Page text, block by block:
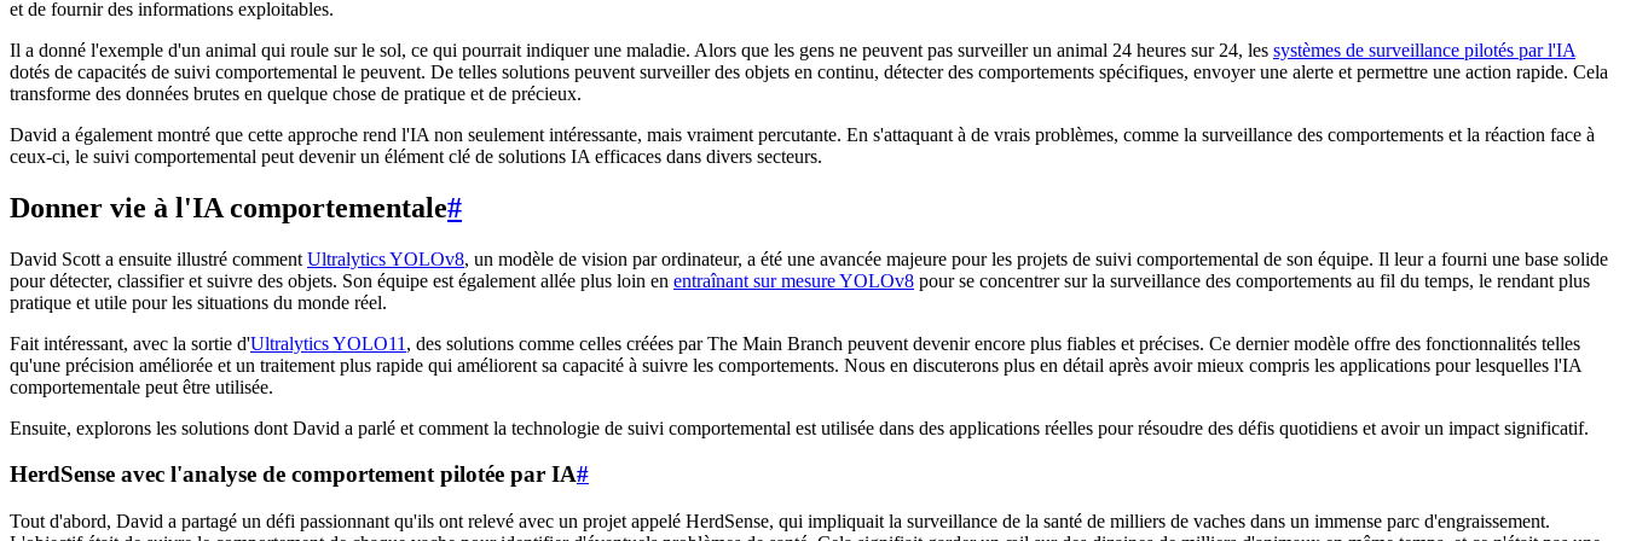
et de fournir des informations exploitables.
Il a donné l'exemple d'un animal qui roule sur le sol, ce qui pourrait indiquer une maladie. Alors que les gens ne peuvent pas surveiller un animal 24 heures sur 24, les systèmes de surveillance pilotés par l'IA
dotés de capacités de suivi comportemental le peuvent. De telles solutions peuvent surveiller des objets en continu, détecter des comportements spécifiques, envoyer une alerte et permettre une action rapide. Cela
transforme des données brutes en quelque chose de pratique et de précieux.
David a également montré que cette approche rend l'IA non seulement intéressante, mais vraiment percutante. En s'attaquant à de vrais problèmes, comme la surveillance des comportements et la réaction face à
ceux-ci, le suivi comportemental peut devenir un élément clé de solutions IA efficaces dans divers secteurs.
Donner vie à l'IA comportementale#
David Scott a ensuite illustré comment Ultralytics YOLOv8, un modèle de vision par ordinateur, a été une avancée majeure pour les projets de suivi comportemental de son équipe. Il leur a fourni une base solide
pour détecter, classifier et suivre des objets. Son équipe est également allée plus loin en entraînant sur mesure YOLOv8 pour se concentrer sur la surveillance des comportements au fil du temps, le rendant plus
pratique et utile pour les situations du monde réel.
Fait intéressant, avec la sortie d'Ultralytics YOLO11 , des solutions comme celles créées par The Main Branch peuvent devenir encore plus fiables et précises. Ce dernier modèle offre des fonctionnalités telles
qu'une précision améliorée et un traitement plus rapide qui améliorent sa capacité à suivre les comportements. Nous en discuterons plus en détail après avoir mieux compris les applications pour lesquelles l'IA
comportementale peut être utilisée.
Ensuite, explorons les solutions dont David a parlé et comment la technologie de suivi comportemental est utilisée dans des applications réelles pour résoudre des défis quotidiens et avoir un impact significatif.
HerdSense avec l'analyse de comportement pilotée par IA#
Tout d'abord, David a partagé un défi passionnant qu'ils ont relevé avec un projet appelé HerdSense, qui impliquait la surveillance de la santé de milliers de vaches dans un immense parc d'engraissement.